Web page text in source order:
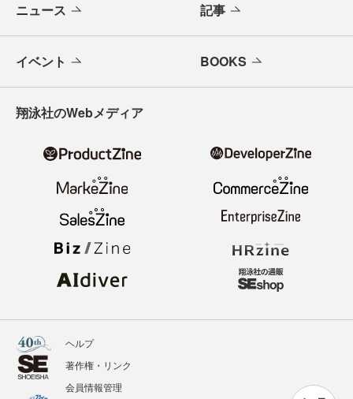
ニュース 記事
イベント BOOKS
翔泳社のWebメディア
ヘルプ
著作権・リンク
会員情報管理